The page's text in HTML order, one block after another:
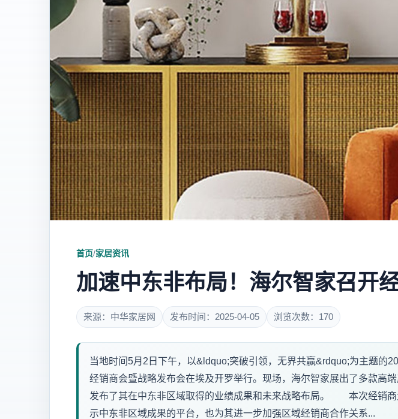
首页/家居资讯
加速中东非布局！海尔智家召开
来源：中华家居网 发布时间：2025-04-05 浏览次数：170
当地时间5月2日下午，以&ldquo;突破引领，无界共赢&rdquo;为主题的
经销商会暨战略发布会在埃及开罗举行。现场，海尔智家展出了多款高
发布了其在中东非区域取得的业绩成果和未来战略布局。 本次经销商
示中东非区域成果的平台，也为其进一步加强区域经销商合作关系...